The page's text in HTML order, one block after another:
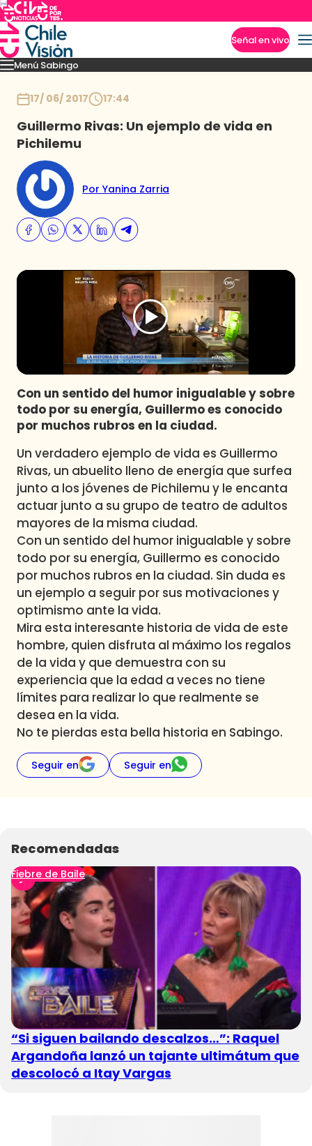
Señal en vivo
Menú Sabingo
HeroicasAmigas en ViajeSecretos de los AndesLos reyes
17/ 06/ 2017 17:44
Guillermo Rivas: Un ejemplo de vida en
Pichilemu
Por Yanina Zarria
Con un sentido del humor inigualable y sobre
todo por su energía, Guillermo es conocido
por muchos rubros en la ciudad.
Un verdadero ejemplo de vida es Guillermo
Rivas, un abuelito lleno de energía que surfea
junto a los jóvenes de Pichilemu y le encanta
actuar junto a su grupo de teatro de adultos
mayores de la misma ciudad.
Con un sentido del humor inigualable y sobre
todo por su energía, Guillermo es conocido
por muchos rubros en la ciudad. Sin duda es
un ejemplo a seguir por sus motivaciones y
optimismo ante la vida.
Mira esta interesante historia de vida de este
hombre, quien disfruta al máximo los regalos
de la vida y que demuestra con su
experiencia que la edad a veces no tiene
límites para realizar lo que realmente se
desea en la vida.
No te pierdas esta bella historia en Sabingo.
Seguir en Seguir en
Recomendadas
Fiebre de Baile
“Si siguen bailando descalzos…”: Raquel
Argandoña lanzó un tajante ultimátum que
descolocó a Itay Vargas
Imperdibles
Programas
Club De La Comedia
Contigo en Directo
Plan Perfecto
El Tiempo
Sabingo
Todos Los Programas